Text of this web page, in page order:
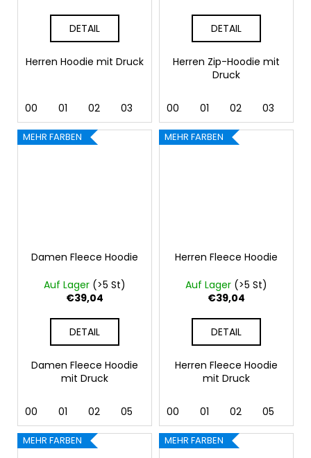
DETAIL
Herren Hoodie mit Druck
00 01 02 03 06 07
DETAIL
Herren Zip-Hoodie mit
Druck
00 01 02 03
MEHR FARBEN
Damen Fleece Hoodie
Auf Lager (>5 St)
€39,04
DETAIL
Damen Fleece Hoodie
mit Druck
00 01 02 05 40 44
MEHR FARBEN
Herren Fleece Hoodie
Auf Lager (>5 St)
€39,04
DETAIL
Herren Fleece Hoodie
mit Druck
00 01 02 05
MEHR FARBEN MEHR FARBEN